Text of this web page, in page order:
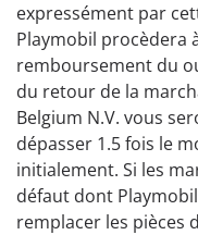
expressément par
Playmobil procèdera
remboursement du
du retour de la
Belgium N.V. vous
dépasser 1.5 fois le
initialement. Si les
défaut dont
remplacer les pièces